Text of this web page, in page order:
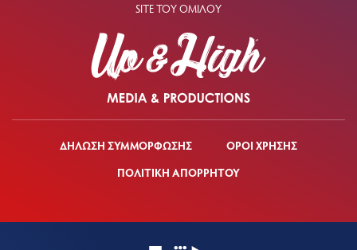
SITE ΤΟΥ ΟΜΙΛΟΥ
ΔΗΛΩΣΗ ΣΥΜΜΟΡΦΩΣΗΣ
ΟΡΟΙ ΧΡΗΣΗΣ
ΠΟΛΙΤΙΚΗ ΑΠΟΡΡΗΤΟΥ